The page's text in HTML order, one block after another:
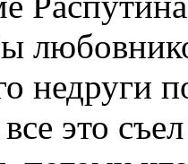
недруги
это